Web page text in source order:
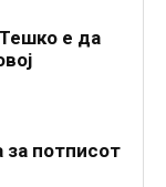
е да
за потписот